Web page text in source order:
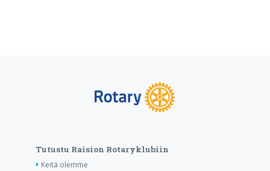
Tutustu Raision Rotaryklubiin
Keitä olemme